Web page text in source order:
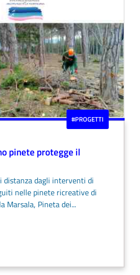
#PROGETTI
pinete protegge il
distanza dagli interventi di
nelle pinete ricreative di
Marsala, Pineta dei...